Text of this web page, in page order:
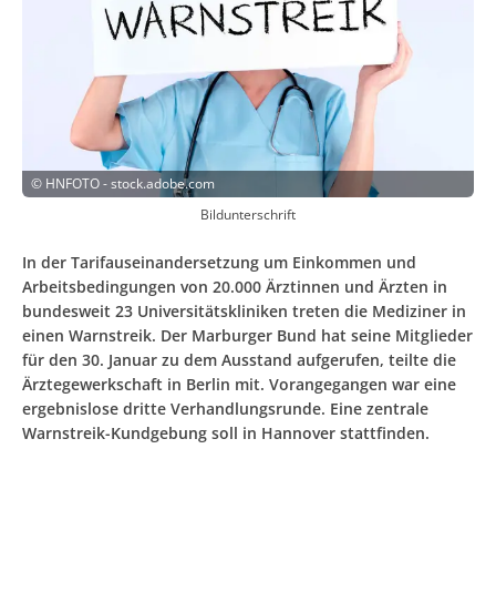
© HNFOTO - stock.adobe.com
Bildunterschrift
In der Tarifauseinandersetzung um Einkommen und
Arbeitsbedingungen von 20.000 Ärztinnen und Ärzten in
bundesweit 23 Universitätskliniken treten die Mediziner in
einen Warnstreik. Der Marburger Bund hat seine Mitglieder
für den 30. Januar zu dem Ausstand aufgerufen, teilte die
Ärztegewerkschaft in Berlin mit. Vorangegangen war eine
ergebnislose dritte Verhandlungsrunde. Eine zentrale
Warnstreik-Kundgebung soll in Hannover stattfinden.